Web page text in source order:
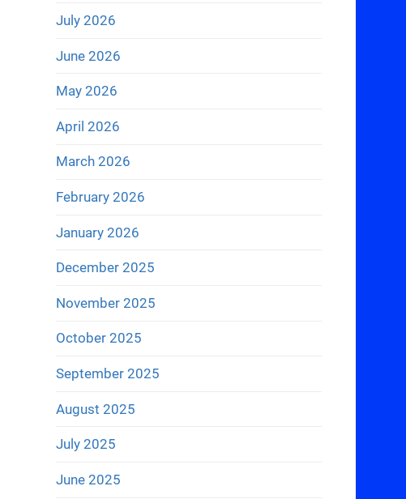
July 2026
June 2026
May 2026
April 2026
March 2026
February 2026
January 2026
December 2025
November 2025
October 2025
September 2025
August 2025
July 2025
June 2025